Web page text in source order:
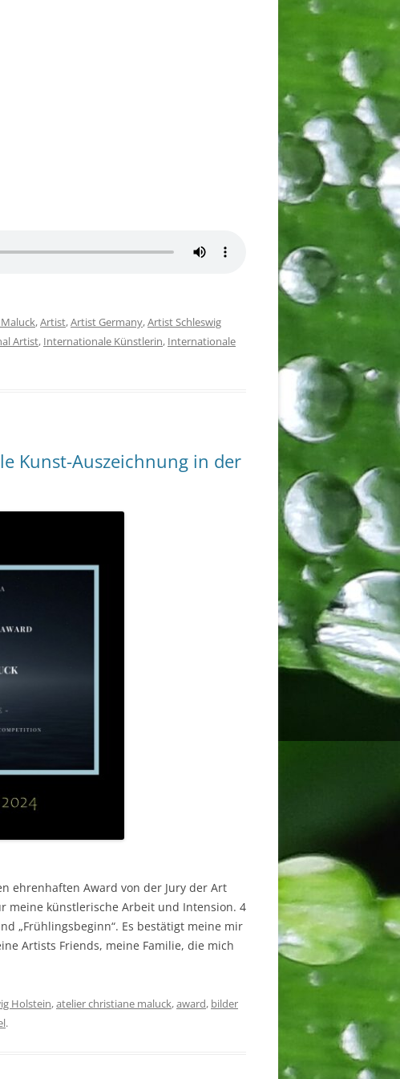
,Artist,Artist Germany,Artist Schleswig
Artist, Internationale Künstlerin, Internationale
Kunst-Auszeichnung in der
ehrenhaften Award von der Jury der Art
meine künstlerische Arbeit und Intension. 4
„Frühlingsbeginn“. Es bestätigt meine mir
Artists Friends, meine Familie, die mich
Holstein,atelier christiane maluck,award, bilder
.